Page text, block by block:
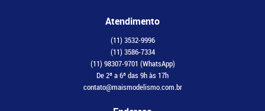
Atendimento
(11) 3532-9996
(11) 3586-7334
(11) 98307-9701 (WhatsApp)
De 2ª a 6ª das 9h às 17h
contato@maismodelismo.com.br